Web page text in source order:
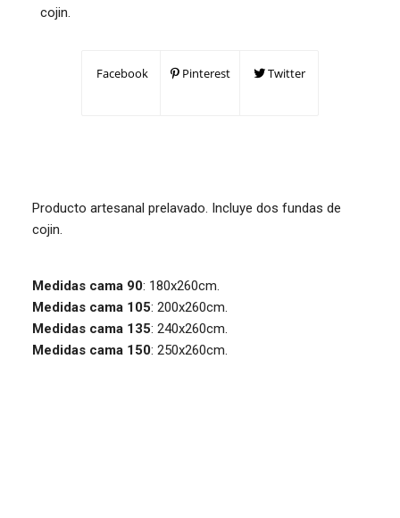
cojin.
Facebook Pinterest Twitter
Producto artesanal prelavado. Incluye dos fundas de
cojin.
Medidas cama 90: 180x260cm.
Medidas cama 105: 200x260cm.
Medidas cama 135: 240x260cm.
Medidas cama 150: 250x260cm.